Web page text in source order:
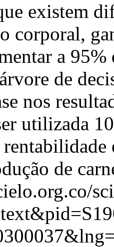
existem
corporal,
a
de
nos
utilizada
de